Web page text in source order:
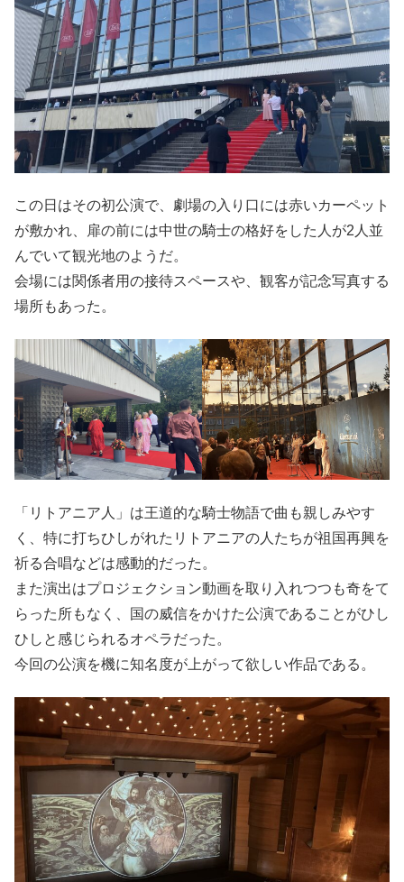
この日はその初公演で、劇場の入り口には赤いカーペット
が敷かれ、扉の前には中世の騎士の格好をした人が2人並
んでいて観光地のようだ。
会場には関係者用の接待スペースや、観客が記念写真する
場所もあった。
「リトアニア人」は王道的な騎士物語で曲も親しみやす
く、特に打ちひしがれたリトアニアの人たちが祖国再興を
祈る合唱などは感動的だった。
また演出はプロジェクション動画を取り入れつつも奇をて
らった所もなく、国の威信をかけた公演であることがひし
ひしと感じられるオペラだった。
今回の公演を機に知名度が上がって欲しい作品である。